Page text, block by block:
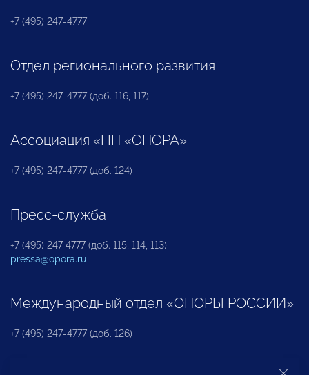
+7 (495) 247-4777
Отдел регионального развития
+7 (495) 247-4777 (доб. 116, 117)
Ассоциация «НП «ОПОРА»
+7 (495) 247-4777 (доб. 124)
Пресс-служба
+7 (495) 247 4777 (доб. 115, 114, 113)
pressa@opora.ru
Международный отдел «ОПОРЫ РОССИИ»
+7 (495) 247-4777 (доб. 126)